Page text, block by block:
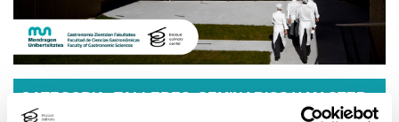
CATEGORIA: TALLERES, SEMINARIOS Y MASTER
CLASS